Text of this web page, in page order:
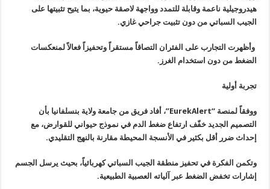
هيدروجيلية ناعمة وقابلة للتمدد وواجهة لاصقة حيوية، بما يتيح تثبيتها على
الجيب السباتي من دون تثبيت جراحي غازي.
وأظهرت التجارب على الفئران التصاقاً مستقراً وتحفيزاً فعالاً لمنعكسات
الضغط من دون استخدام الغرز.
تجربة أولية
ووفقاً لمنصة “EurekAlert”، أفاد فريق من جامعة ولاية بنسلفانيا بأن
التصميم الجديد خفّف ارتفاع ضغط الدم في نموذج حيواني للقوارض، مع
إحداث ضرر أقل بكثير في الأنسجة المحيطة مقارنة بالنهج التقليدي.
وتكمن الفكرة في تحفيز منطقة الجيب السباتي كهربائياً، بحيث يرسل الجسم
إشارات تخفض الضغط عبر آلياته العصبية الطبيعية.